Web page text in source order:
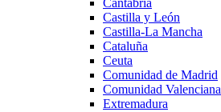
Castilla y León
Castilla-La Mancha
Cataluña
Ceuta
Comunidad de Madrid
Comunidad Valenciana
Extremadura